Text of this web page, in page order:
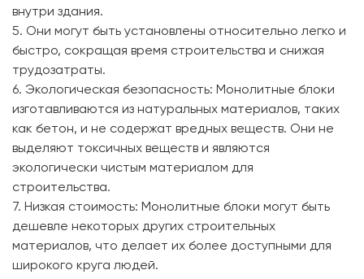
внутри здания.
5. Они могут быть установлены относительно легко и
быстро, сокращая время строительства и снижая
трудозатраты.
6. Экологическая безопасность: Монолитные блоки
изготавливаются из натуральных материалов, таких
как бетон, и не содержат вредных веществ. Они не
выделяют токсичных веществ и являются
экологически чистым материалом для
строительства.
7. Низкая стоимость: Монолитные блоки могут быть
дешевле некоторых других строительных
материалов, что делает их более доступными для
широкого круга людей.